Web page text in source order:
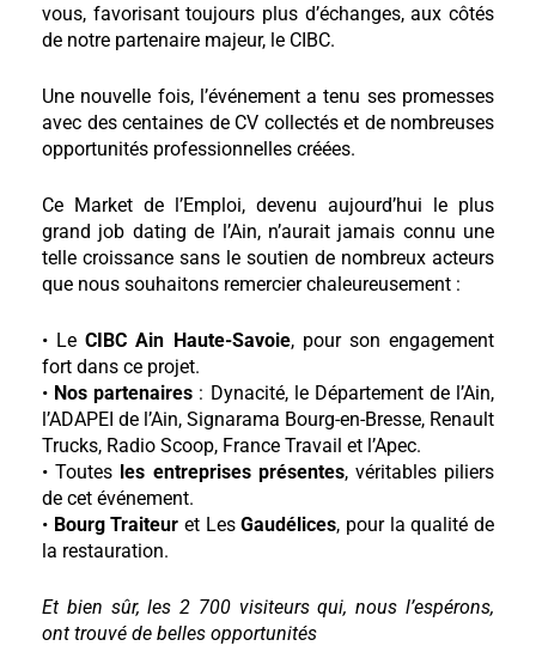
vous, favorisant toujours plus d’échanges, aux côtés
de notre partenaire majeur, le CIBC.
Une nouvelle fois, l’événement a tenu ses promesses
avec des centaines de CV collectés et de nombreuses
opportunités professionnelles créées.
Ce Market de l’Emploi, devenu aujourd’hui le plus
grand job dating de l’Ain, n’aurait jamais connu une
telle croissance sans le soutien de nombreux acteurs
que nous souhaitons remercier chaleureusement :
• LeCIBC Ain Haute-Savoie, pour son engagement
fort dans ce projet.
• Nos partenaires : Dynacité, le Département de l’Ain,
l’ADAPEI de l’Ain, Signarama Bourg-en-Bresse, Renault
Trucks, Radio Scoop, France Travail et l’Apec.
• Toutes les entreprises présentes, véritables piliers
de cet événement.
• Bourg Traiteur et LesGaudélices, pour la qualité de
la restauration.
Et bien sûr, les 2 700 visiteurs qui, nous l’espérons,
ont trouvé de belles opportunités